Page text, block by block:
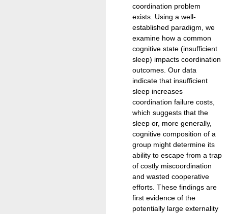
coordination problem
exists. Using a well-
established paradigm, we
examine how a common
cognitive state (insufficient
sleep) impacts coordination
outcomes. Our data
indicate that insufficient
sleep increases
coordination failure costs,
which suggests that the
sleep or, more generally,
cognitive composition of a
group might determine its
ability to escape from a trap
of costly miscoordination
and wasted cooperative
efforts. These findings are
first evidence of the
potentially large externality